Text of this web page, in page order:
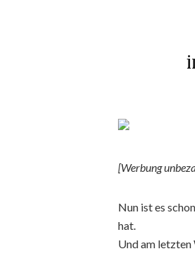
[Werbung
Nun ist es
hat.
Und am letzten